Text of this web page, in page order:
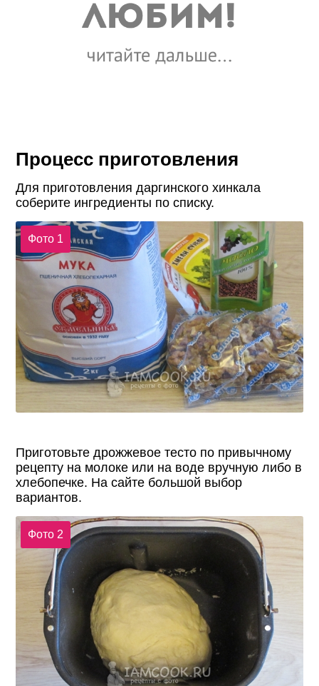
Процесс приготовления
Для приготовления даргинского хинкала
соберите ингредиенты по списку.
Фото 1
Приготовьте дрожжевое тесто по привычному
рецепту на молоке или на воде вручную либо в
хлебопечке. На сайте большой выбор
вариантов.
Фото 2